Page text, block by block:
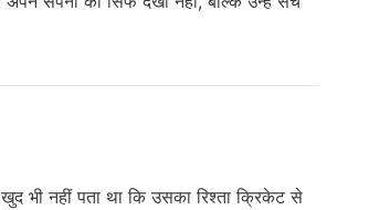
भी नहीं पता था कि उसका रिश्ता क्रिकेट से